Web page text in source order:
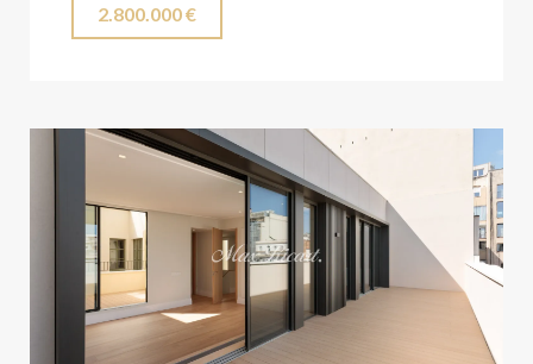
2.800.000 €